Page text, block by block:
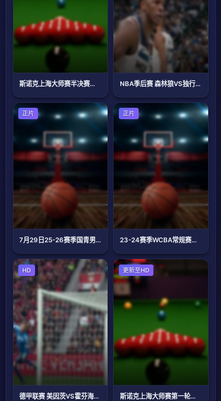
斯诺克上海大师赛半决赛第二阶段：贾德·特鲁姆普VS吴宜泽 NBA季后赛 森林狼VS独行侠 20240529
篮球
正片
7月29日25-26赛季国青男篮热身赛 中国U18男篮VS韩国东国大学
篮球
正片
23-24赛季WCBA常规赛第18轮：上海浦发银行vs内蒙古农信
足球
HD
德甲联赛 美因茨VS霍芬海姆 20240413
斯诺克
更新至HD
斯诺克上海大师赛第一轮：杰克·利索夫斯基VS张安达